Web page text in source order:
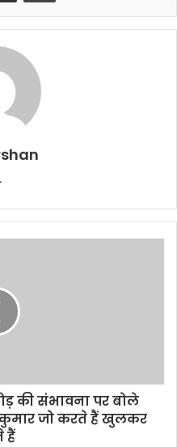
b
s
e
की संभावना पर बोले
कुमार जो करते हैं खुलकर
हैं